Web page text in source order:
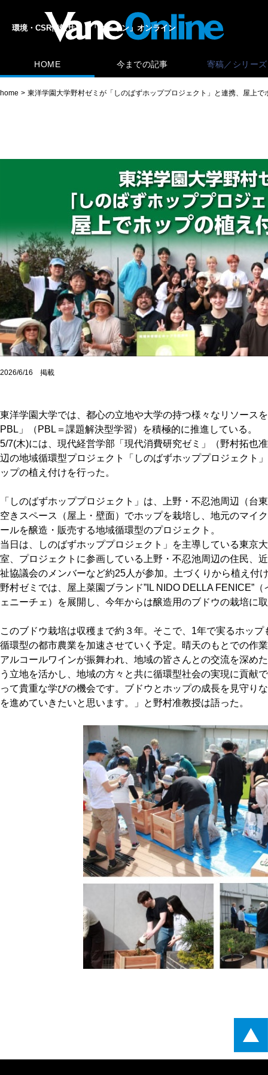
環境・CSR情報サイト「ヴェイン」オンライン
HOME 今までの記事 寄稿／シリーズ
home 東洋学園大学野村ゼミが「しのばずホッププロジェクト」と連携、屋上で
2026/6/16 掲載
東洋学園大学では、都心の立地や大学の持つ様々なリソース
PBL」（PBL＝課題解決型学習）を積極的に推進している。
5/7(木)には、現代経営学部「現代消費研究ゼミ」（野村拓也
辺の地域循環型プロジェクト「しのばずホッププロジェクト
ップの植え付けを行った。
「しのばずホッププロジェクト」は、上野・不忍池周辺（台
空きスペース（屋上・壁面）でホップを栽培し、地元のマイ
ールを醸造・販売する地域循環型のプロジェクト。
当日は、しのばずホッププロジェクト」を主導している東京
室、プロジェクトに参画している上野・不忍池周辺の住民、
祉協議会のメンバーなど約25人が参加。土づくりから植え付
野村ゼミでは、屋上菜園ブランド”IL NIDO DELLA FENICE”
ェニーチェ）を展開し、今年からは醸造用のブドウの栽培に
このブドウ栽培は収穫まで約３年。そこで、1年で実るホッ
循環型の都市農業を加速させていく予定。晴天のもとでの作
アルコールワインが振舞われ、地域の皆さんとの交流を深め
う立地を活かし、地域の方々と共に循環型社会の実現に貢献
って貴重な学びの機会です。ブドウとホップの成長を見守り
を進めていきたいと思います。」と野村准教授は語った。